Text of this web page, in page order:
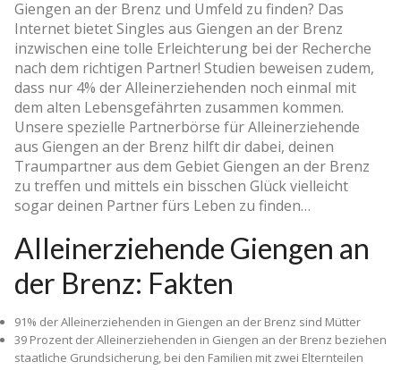
Giengen an der Brenz und Umfeld zu finden? Das
Internet bietet Singles aus Giengen an der Brenz
inzwischen eine tolle Erleichterung bei der Recherche
nach dem richtigen Partner! Studien beweisen zudem,
dass nur 4% der Alleinerziehenden noch einmal mit
dem alten Lebensgefährten zusammen kommen.
Unsere spezielle Partnerbörse für Alleinerziehende
aus Giengen an der Brenz hilft dir dabei, deinen
Traumpartner aus dem Gebiet Giengen an der Brenz
zu treffen und mittels ein bisschen Glück vielleicht
sogar deinen Partner fürs Leben zu finden…
Alleinerziehende Giengen an
der Brenz: Fakten
91% der Alleinerziehenden in Giengen an der Brenz sind Mütter
39 Prozent der Alleinerziehenden in Giengen an der Brenz beziehen
staatliche Grundsicherung, bei den Familien mit zwei Elternteilen